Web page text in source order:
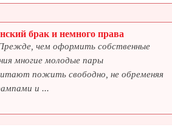
брак и немного права
чем оформить собственные
многие молодые пары
пожить свободно, не обременяя
и ...